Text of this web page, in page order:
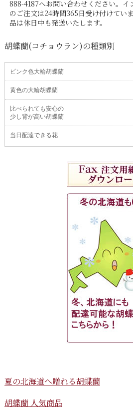
888-4187へお問い合わせください。イ
のご注文は24時間365日受け付けてい
品は休日中も発送いたします。
胡蝶蘭(コチョウラン)の種類別
ピンク色大輪胡蝶蘭
黄色の大輪胡蝶蘭
比べられても安心の
少し背が高い胡蝶蘭
当日配達できる花
夏の北海道へ贈れる胡蝶蘭
胡蝶蘭 人気商品